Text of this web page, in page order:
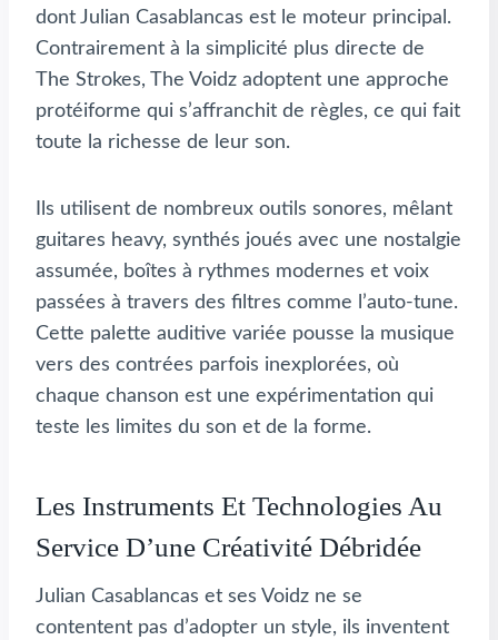
dont Julian Casablancas est le moteur principal.
Contrairement à la simplicité plus directe de
The Strokes, The Voidz adoptent une approche
protéiforme qui s’affranchit de règles, ce qui fait
toute la richesse de leur son.
Ils utilisent de nombreux outils sonores, mêlant
guitares heavy, synthés joués avec une nostalgie
assumée, boîtes à rythmes modernes et voix
passées à travers des filtres comme l’auto-tune.
Cette palette auditive variée pousse la musique
vers des contrées parfois inexplorées, où
chaque chanson est une expérimentation qui
teste les limites du son et de la forme.
Les Instruments Et Technologies Au
Service D’une Créativité Débridée
Julian Casablancas et ses Voidz ne se
contentent pas d’adopter un style, ils inventent